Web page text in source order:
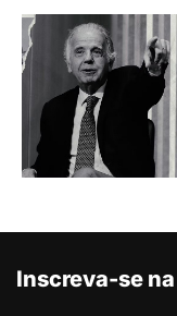
Inscreva-se